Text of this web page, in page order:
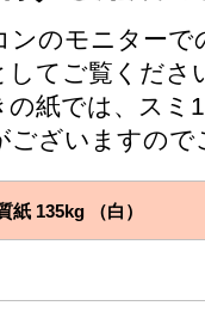
ンのモニターで
してご覧くださ
の紙では、スミ
ございますので
紙 135kg （白）